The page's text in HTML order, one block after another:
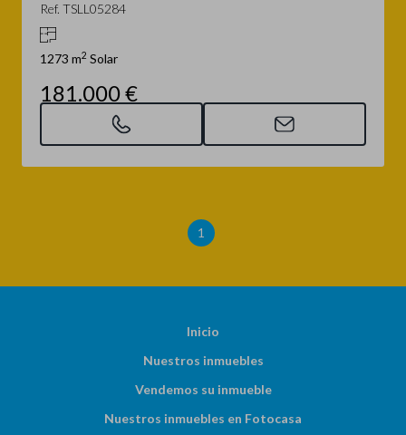
Ref. TSLL05284
1273 m2 Solar
181.000 €
1
Inicio
Nuestros inmuebles
Vendemos su inmueble
Nuestros inmuebles en Fotocasa